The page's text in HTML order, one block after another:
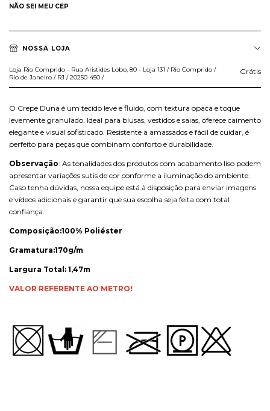
NÃO SEI MEU CEP
NOSSA LOJA
Loja Rio Comprido - Rua Aristides Lobo, 80 - Loja 131 / Rio Comprido /
Rio de Janeiro / RJ / 20250-450 /
Grátis
O Crepe Duna é um tecido leve e fluido, com textura opaca e toque
levemente granulado. Ideal para blusas, vestidos e saias, oferece caimento
elegante e visual sofisticado. Resistente a amassados e fácil de cuidar, é
perfeito para peças que combinam conforto e durabilidade.
Observação: As tonalidades dos produtos com acabamento liso podem
apresentar variações sutis de cor conforme a iluminação do ambiente.
Caso tenha dúvidas, nossa equipe está à disposição para enviar imagens
e vídeos adicionais e garantir que sua escolha seja feita com total
confiança.
Composição:100% Poliéster
Gramatura:170g/m
Largura Total: 1,47m
VALOR REFERENTE AO METRO!